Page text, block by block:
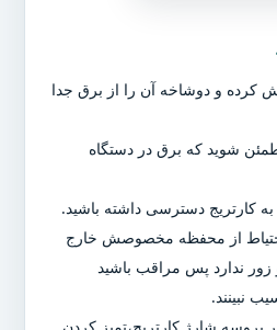
کرده و دوشاخه آن را از برق جدا
شوید که برق در دستگاه
به کارتریج دسترسی داشته باشید.
احتیاط از محفظه مخصوصش خارج
زور ندارد پس مراقب باشید
نبینند.